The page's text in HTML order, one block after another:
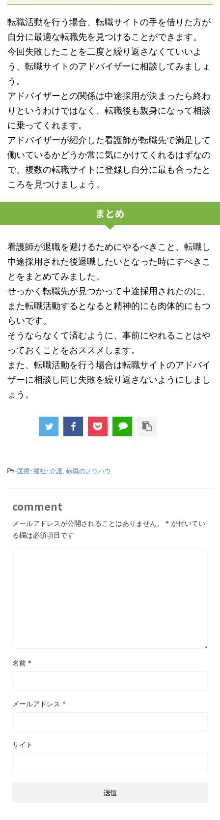
転職活動を行う場合、転職サイトの手を借りた方が
自分に最適な転職先を見つけることができます。
今回失敗したことを二度と繰り返さなくていいよ
う、転職サイトのアドバイザーに相談してみましょ
う。
アドバイザーとの関係は中途採用が決まったら終わ
りというわけではなく、転職後も親身になって相談
に乗ってくれます。
アドバイザーが紹介した看護師が転職先で満足して
働いているかどうか常に気にかけてくれるはずなの
で、複数の転職サイトに登録し自分に最も合ったと
ころを見つけましょう。
まとめ
看護師が退職を避けるためにやるべきこと、転職し
中途採用された後退職したいとなった時にすべきこ
とをまとめてみました。
せっかく転職先が見つかって中途採用されたのに、
また転職活動するとなると精神的にも肉体的にもつ
らいです。
そうならなくて済むように、事前にやれることはや
っておくことをおススメします。
また、転職活動を行う場合は転職サイトのアドバイ
ザーに相談し同じ失敗を繰り返さないようにしまし
ょう。
-医療･福祉･介護, 転職のノウハウ
comment
メールアドレスが公開されることはありません。 * が付いてい
る欄は必須項目です
名前 *
メールアドレス *
サイト